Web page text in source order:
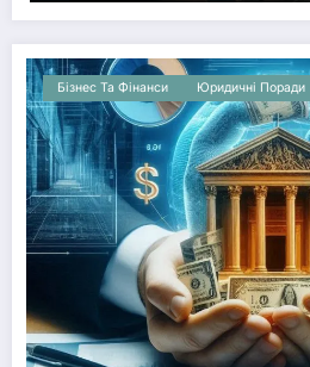
Бізнес Та Фінанси Юридичні Поради